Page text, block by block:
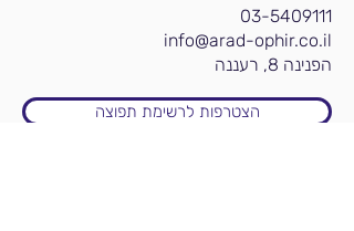
03-5409111
info@arad-ophir.co.il
הפנינה 8, רעננה
הצטרפות לרשימת תפוצה